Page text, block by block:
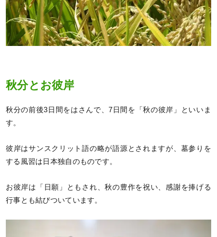
秋分とお彼岸
秋分の前後3日間をはさんで、7日間を「秋の彼岸」といいま
す。
彼岸はサンスクリット語の略が語源とされますが、墓参りを
する風習は日本独自のものです。
お彼岸は「日願」ともされ、秋の豊作を祝い、感謝を捧げる
行事とも結びついています。